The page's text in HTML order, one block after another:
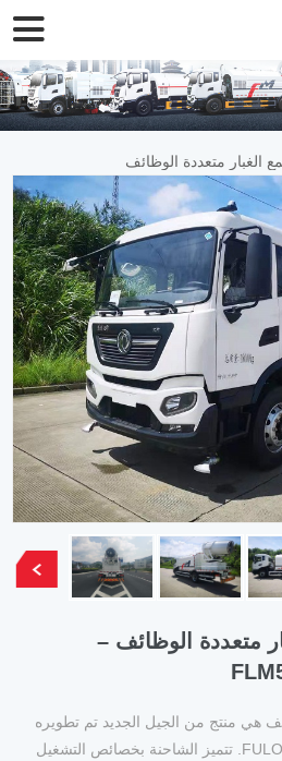
الغبار متعددة الوظائف
متعددة الوظائف –
هي منتج من الجيل الجديد تم تطويره
بشكل مستقل بواسطة FULONGMA. تتميز الشاحنة بخصائص التشغيل